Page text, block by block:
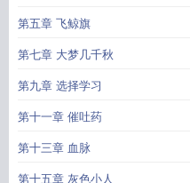
第五章 飞鲸旗
第七章 大梦几千秋
第九章 选择学习
第十一章 催吐药
第十三章 血脉
第十五章 灰色小人